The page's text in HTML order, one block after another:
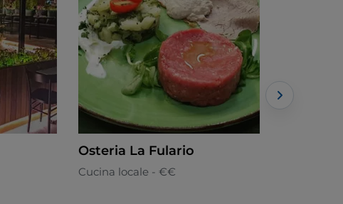
Osteria La Fulario
Cucina locale - €€